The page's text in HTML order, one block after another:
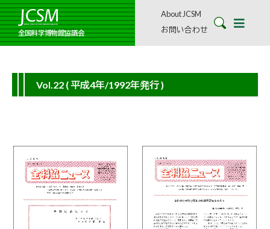
全国科学博物館協議会
About JCSM
お問い合わせ
Vol.22 ( 平成4年/1992年発行 )